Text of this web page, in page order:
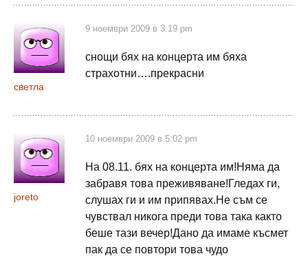
светла
9 ноември 2009 в 3:19 pm
снощи бях на концерта им бяха
страхотни….прекрасни
joreto
10 ноември 2009 в 5:02 pm
На 08.11. бях на концерта им!Няма да
забравя това преживяване!Гледах ги,
слушах ги и им припявах.Не съм се
чувствал никога преди това така както
беше тази вечер!Дано да имаме късмет
пак да се повтори това чудо